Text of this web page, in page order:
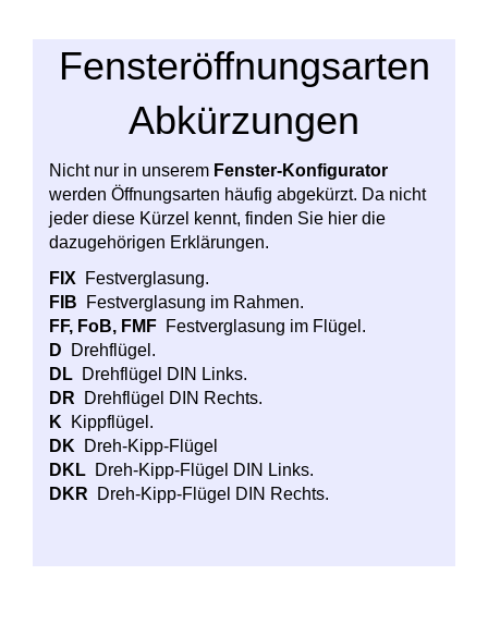
Fensteröffnungsarten
Abkürzungen
Nicht nur in unserem Fenster-Konfigurator
werden Öffnungsarten häufig abgekürzt. Da nicht
jeder diese Kürzel kennt, finden Sie hier die
dazugehörigen Erklärungen.
FIX Festverglasung.
FIB Festverglasung im Rahmen.
FF, FoB, FMF Festverglasung im Flügel.
D Drehflügel.
DL Drehflügel DIN Links.
DR Drehflügel DIN Rechts.
K Kippflügel.
DK Dreh-Kipp-Flügel
DKL Dreh-Kipp-Flügel DIN Links.
DKR Dreh-Kipp-Flügel DIN Rechts.